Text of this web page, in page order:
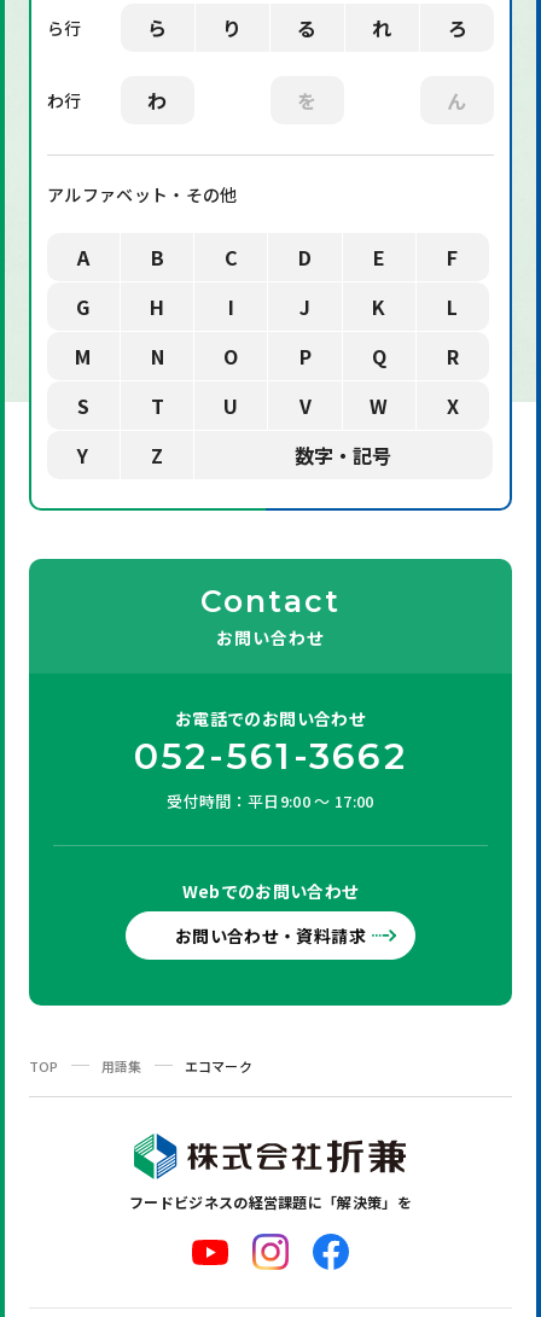
ら行 ら り る れ ろ
わ行 わ を ん
アルファベット・その他
A B C D E
F
G
H I J K
L
M
N O P Q
R
S
T U V W
X
Y
Z 数字・記号
Contact
お問い合わせ
お電話でのお問い合わせ
052-561-3662
受付時間：平日9:00 ～ 17:00
Webでのお問い合わせ
お問い合わせ・資料請求
TOP 用語集 エコマーク
フードビジネスの経営課題に「解決策」を